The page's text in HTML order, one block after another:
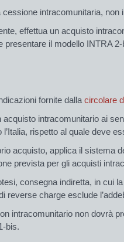
cessione intracomunitaria,
effettua un acquisto
presentare il modello INTRA 2-
fornite dalla circolare
acquisto intracomunitario ai
rispetto al quale deve
acquisto, applica il sistema
prevista per gli acquisti
consegna indiretta, in cui
reverse charge esclude
intracomunitario non dovrà
bis.